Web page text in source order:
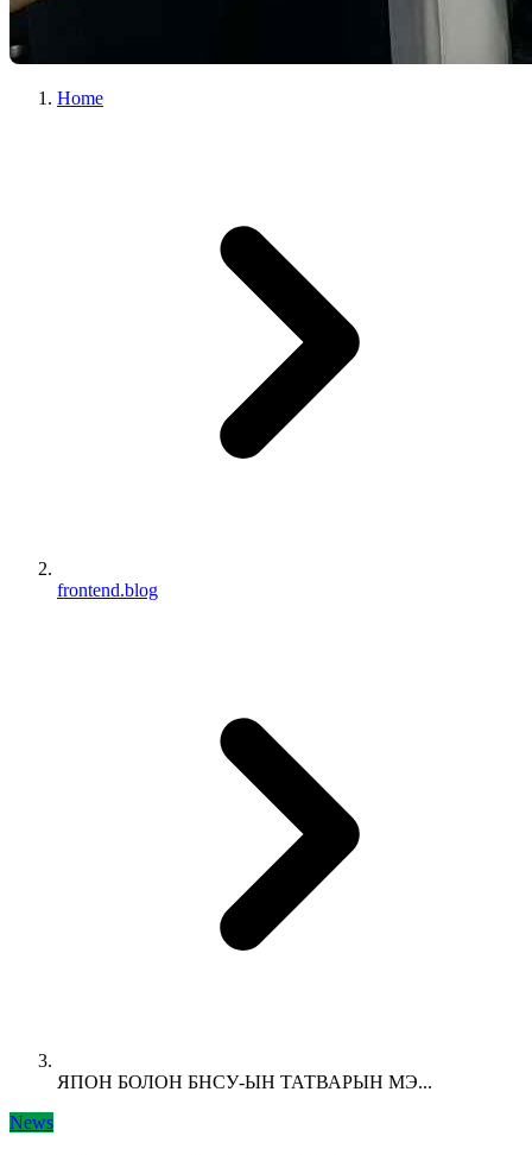
Home
frontend.blog
ЯПОН БОЛОН БНСУ-ЫН ТАТВАРЫН МЭ...
News